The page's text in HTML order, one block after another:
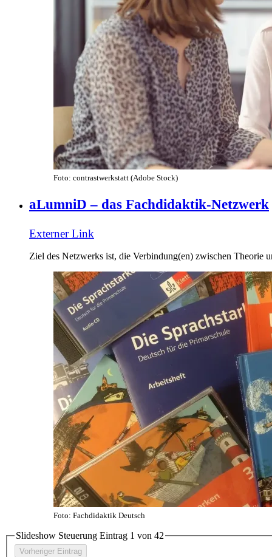
Foto: contrastwerkstatt (Adobe Stock)
aLumniD – das Fachdidaktik-Netzwerk
Externer Link
Ziel des Netzwerks ist, die Verbindung(en) zwischen Theorie
Foto: Fachdidaktik Deutsch
Slideshow Steuerung Eintrag 1 von 42
Vorheriger Eintrag